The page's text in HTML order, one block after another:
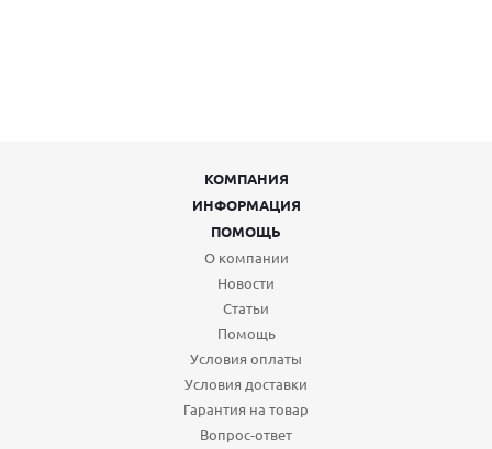
КОМПАНИЯ
ИНФОРМАЦИЯ
ПОМОЩЬ
О компании
Новости
Статьи
Помощь
Условия оплаты
Условия доставки
Гарантия на товар
Вопрос-ответ